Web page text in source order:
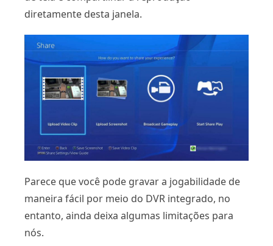
diretamente desta janela.
Parece que você pode gravar a jogabilidade de
maneira fácil por meio do DVR integrado, no
entanto, ainda deixa algumas limitações para
nós.